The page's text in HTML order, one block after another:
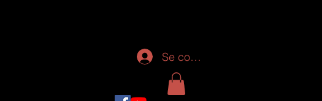
Se connecter